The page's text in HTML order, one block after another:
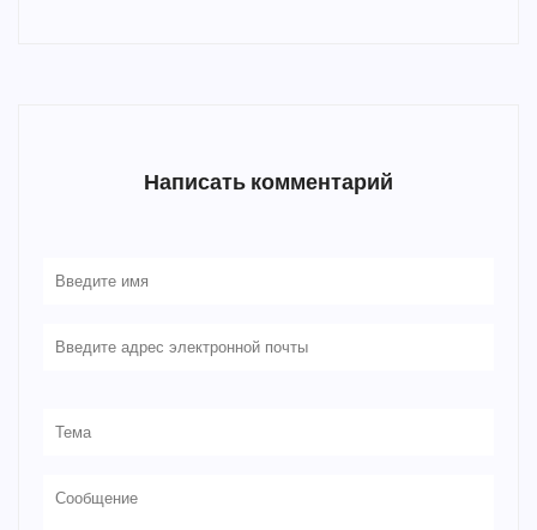
Написать комментарий